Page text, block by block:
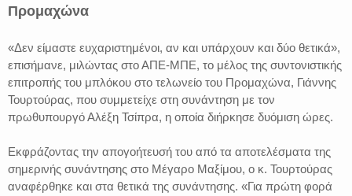
Προμαχώνα
«Δεν είμαστε ευχαριστημένοι, αν και υπάρχουν και δύο θετικά»,
επισήμανε, μιλώντας στο ΑΠΕ-ΜΠΕ, το μέλος της συντονιστικής
επιτροπής του μπλόκου στο τελωνείο του Προμαχώνα, Γιάννης
Τουρτούρας, που συμμετείχε στη συνάντηση με τον
πρωθυπουργό Αλέξη Τσίπρα, η οποία διήρκησε δυόμιση ώρες.
Εκφράζοντας την απογοήτευσή του από τα αποτελέσματα της
σημερινής συνάντησης στο Μέγαρο Μαξίμου, ο κ. Τουρτούρας
αναφέρθηκε και στα θετικά της συνάντησης. «Για πρώτη φορά